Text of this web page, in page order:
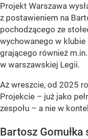
Projekt Warszawa
z postawieniem na
pochodzącego ze
wychowanego w klubie
grającego również
w warszawskiej Legii.
Aż wreszcie, od 2025
Projekcie – już jako
zespołu – a nie w
Bartosz